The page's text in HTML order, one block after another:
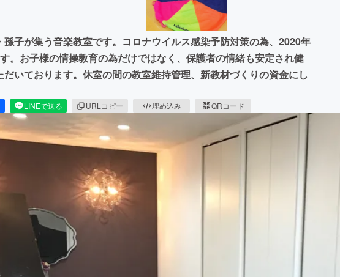
孫子が集う音楽教室です。コロナウイルス感染予防対策の為、2020年
。お子様の情操教育の為だけではなく、保護者の情緒も安定され健
いております。休室の間の教室維持管理、新教材づくりの資金にし
LINEで送る URLコピー 埋め込み QRコード